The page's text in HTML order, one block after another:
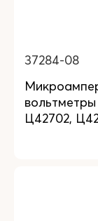
37284-08
Ц42702,